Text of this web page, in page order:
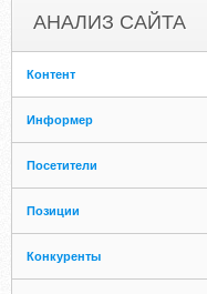
АНАЛИЗ САЙТА
Контент
Информер
Посетители
Позиции
Конкуренты